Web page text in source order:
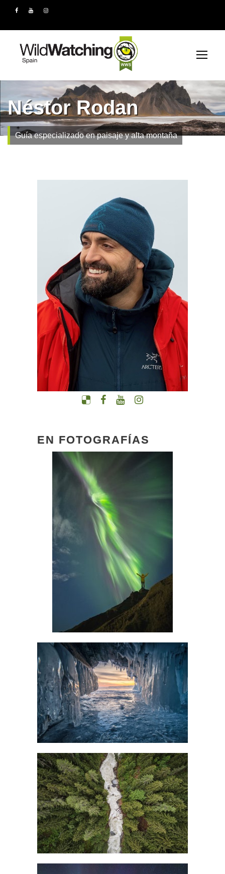
Néstor Rodan
Guía especializado en paisaje y alta montaña
EN FOTOGRAFÍAS